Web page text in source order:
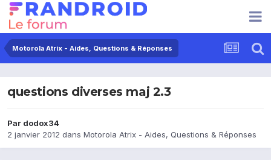
Motorola Atrix - Aides, Questions & Réponses
questions diverses maj 2.3
Par dodox34
2 janvier 2012 dans Motorola Atrix - Aides, Questions & Réponses